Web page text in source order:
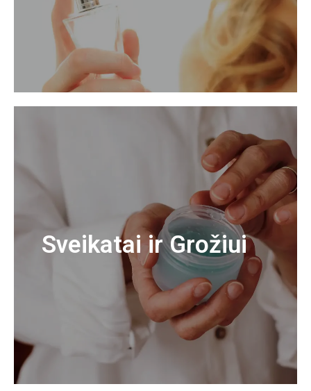
Sveikatai ir Grožiui